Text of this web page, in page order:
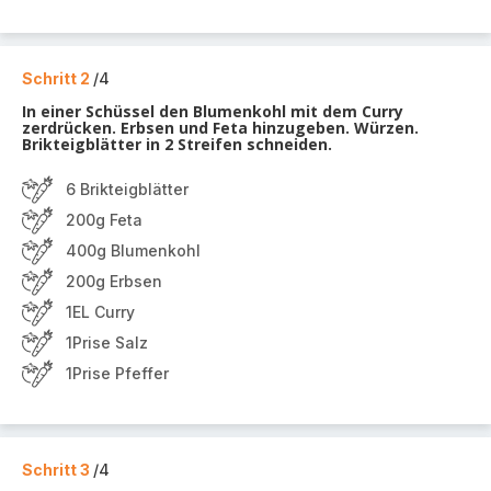
Schritt 2 /4
In einer Schüssel den Blumenkohl mit dem Curry
zerdrücken. Erbsen und Feta hinzugeben. Würzen.
Brikteigblätter in 2 Streifen schneiden.
6 Brikteigblätter
200g Feta
400g Blumenkohl
200g Erbsen
1EL Curry
1Prise Salz
1Prise Pfeffer
Schritt 3 /4